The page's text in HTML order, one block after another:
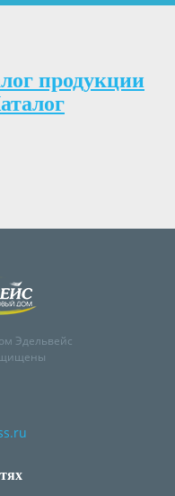
продукции
Эдельвейс